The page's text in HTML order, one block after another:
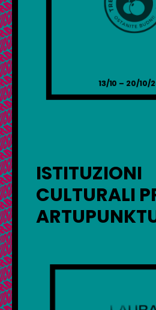
13/10 – 20/10/
ISTITUZIONI
CULTURALI